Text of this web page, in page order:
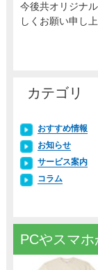
今後共オリジナ
しくお願い申し上
カテゴリ
おすすめ情報
お知らせ
サービス案内
コラム
PCやスマ